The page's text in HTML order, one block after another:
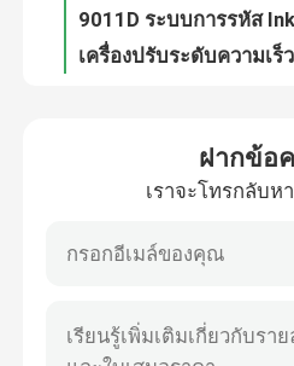
การควบคุมคุณภาพ
ขอคําอ้างอิง
9011D ระบบการรหัส
เครื่องให้อาหารด้วยกา
ฝากข้อ
เราจะโทรกลับห